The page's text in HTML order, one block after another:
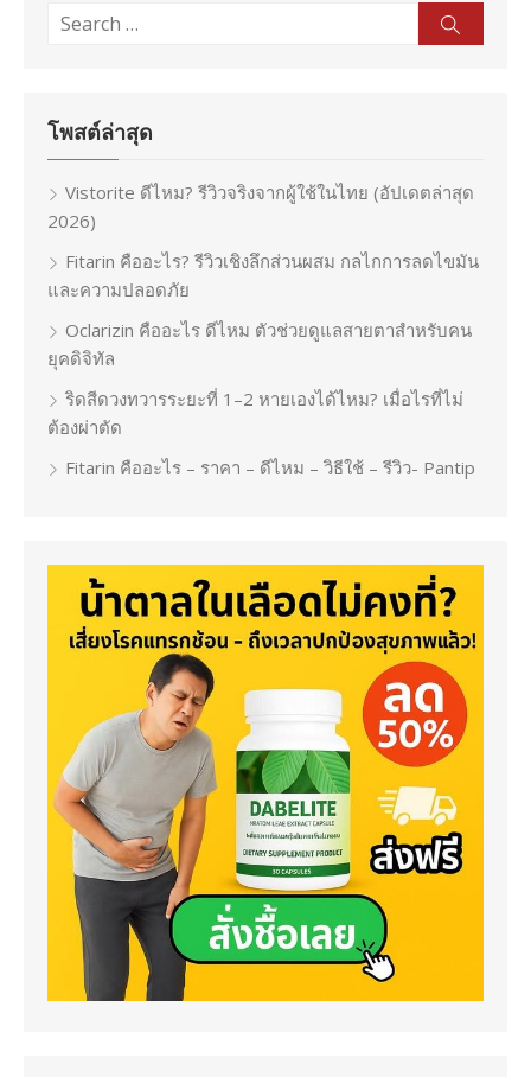
Search
โพสต์ล่าสุด
Vistorite ดีไหม? รีวิวจริงจากผู้ใช้ในไทย (อัปเดตล่าสุด
2026)
Fitarin คืออะไร? รีวิวเชิงลึกส่วนผสม กลไกการลดไขมัน
และความปลอดภัย
Oclarizin คืออะไร ดีไหม ตัวช่วยดูแลสายตาสำหรับคน
ยุคดิจิทัล
ริดสีดวงทวารระยะที่ 1–2 หายเองได้ไหม? เมื่อไรที่ไม่
ต้องผ่าตัด
Fitarin คืออะไร – ราคา – ดีไหม – วิธีใช้ – รีวิว- Pantip